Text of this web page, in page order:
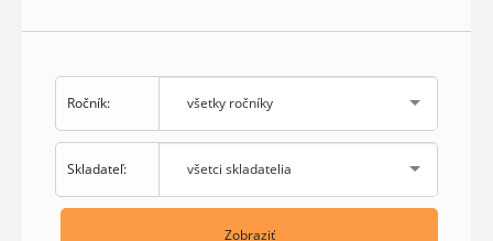
Ročník: všetky ročníky
Skladateľ: všetci skladatelia
Zobraziť